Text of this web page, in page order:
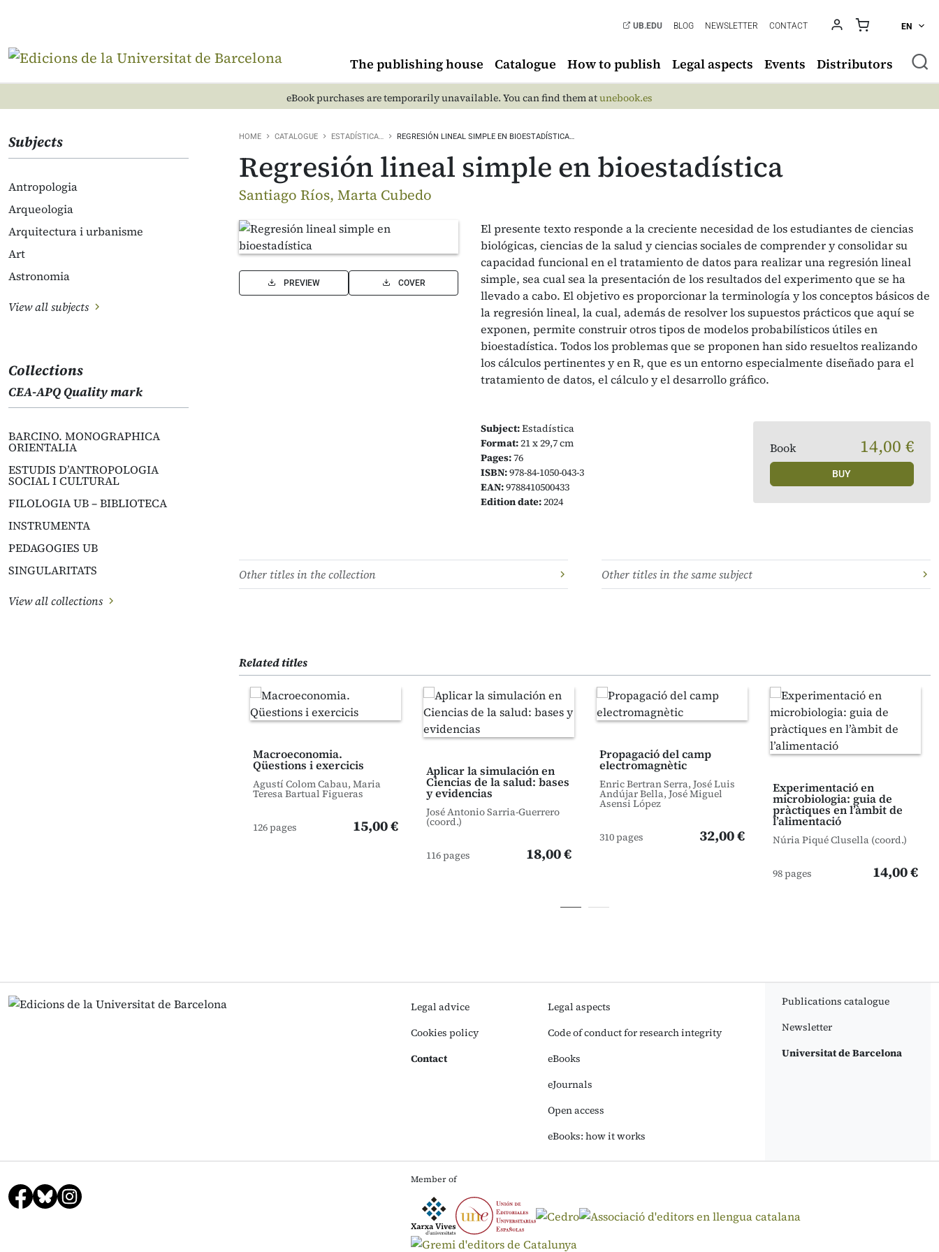
UB.EDU BLOG NEWSLETTER CONTACT EN
The publishing house Catalogue How to publish Legal aspects Events Distributors
eBook purchases are temporarily unavailable. You can find them atunebook.es
Subjects
Antropologia
Arqueologia
Arquitectura i urbanisme
Art
Astronomia
View all subjects
Collections
CEA-APQ Quality mark
BARCINO. MONOGRAPHICA
ORIENTALIA
ESTUDIS D’ANTROPOLOGIA
SOCIAL I CULTURAL
FILOLOGIA UB – BIBLIOTECA
INSTRUMENTA
PEDAGOGIES UB
SINGULARITATS
View all collections
HOME CATALOGUE ESTADÍSTICA… REGRESIÓN LINEAL SIMPLE EN BIOESTADÍSTICA…
Regresión lineal simple en bioestadística
Santiago Ríos, Marta Cubedo
PREVIEW COVER
El presente texto responde a la creciente necesidad de los estudiantes de ciencias
biológicas, ciencias de la salud y ciencias sociales de comprender y consolidar su
capacidad funcional en el tratamiento de datos para realizar una regresión lineal
simple, sea cual sea la presentación de los resultados del experimento que se ha
llevado a cabo. El objetivo es proporcionar la terminología y los conceptos básicos de
la regresión lineal, la cual, además de resolver los supuestos prácticos que aquí se
exponen, permite construir otros tipos de modelos probabilísticos útiles en
bioestadística. Todos los problemas que se proponen han sido resueltos realizando
los cálculos pertinentes y en R, que es un entorno especialmente diseñado para el
tratamiento de datos, el cálculo y el desarrollo gráfico.
Subject:Estadística
Format:21 x 29,7 cm
Pages:76
ISBN:978-84-1050-043-3
EAN:9788410500433
Edition date:2024
Book 14,00 €
BUY
Other titles in the collection Other titles in the same subject
Related titles
Macroeconomia.
Qüestions i exercicis
Agustí Colom Cabau, Maria
Teresa Bartual Figueras
126 pages 15,00 €
Aplicar la simulación en
Ciencias de la salud: bases
y evidencias
José Antonio Sarria-Guerrero
(coord.)
116 pages 18,00 €
Propagació del camp
electromagnètic
Enric Bertran Serra, José Luis
Andújar Bella, José Miguel
Asensi López
310 pages 32,00 €
Experimentació en
microbiologia: guia de
pràctiques en l’àmbit de
l’alimentació
Núria Piqué Clusella (coord.)
98 pages 14,00 €
Legal advice
Cookies policy
Contact
Legal aspects
Code of conduct for research integrity
eBooks
eJournals
Open access
eBooks: how it works
Publications catalogue
Newsletter
Universitat de Barcelona
Member of